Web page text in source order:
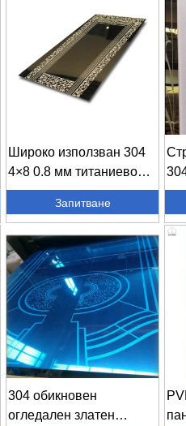
Широко използван 304
4×8 0.8 мм титаниево
златно острие...
Запитване
304 обикновен
огледален златен